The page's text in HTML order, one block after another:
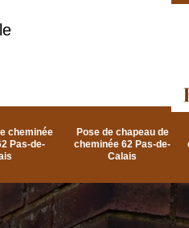
cheminée
Pas-de-
Pose de chapeau de
cheminée 62 Pas-de-
Calais